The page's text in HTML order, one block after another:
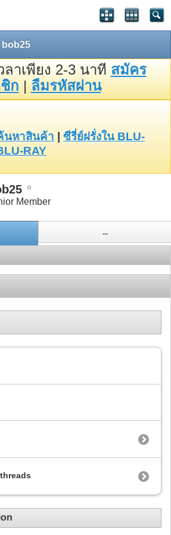
าเพียง 2-3 นาที สมัคร
ก | ลืมรหัสผ่าน
นหาสินค้า
ซีรี่ย์ฝรั่งใน BLU-
RAY
Member
...